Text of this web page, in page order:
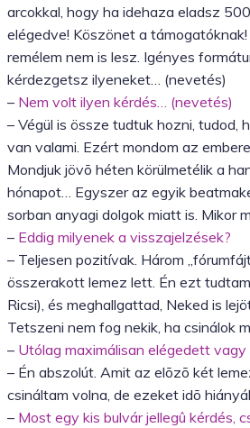
arcokkal, hogy ha idehaza eladsz
elégedve! Köszönet a
remélem nem is lesz. Igényes
kérdezgetsz ilyeneket… (nevetés)
– Nem volt ilyen kérdés… (nevetés)
– Végül is össze tudtuk hozni,
van valami. Ezért mondom az
Mondjuk jövõ héten körülmetélik a
hónapot… Egyszer az egyik
sorban anyagi dolgok miatt is. Mikor
– Eddig milyenek a visszajelzések?
– Teljesen pozitívak. Három
összerakott lemez lett. Én ezt
Ricsi), és meghallgattad, Neked is
Tetszeni nem fog nekik, ha csinálok
– Utólag maximálisan elégedett vagy
– Én abszolút. Amit az elõzõ két
csináltam volna, de ezeket idõ
– Most egy kis bulvár jellegû kérdés,